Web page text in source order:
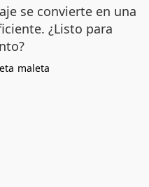
se convierte en una
¿Listo para
maleta